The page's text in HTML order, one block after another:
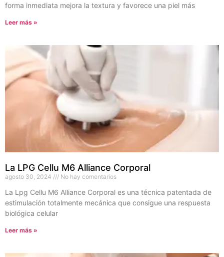
forma inmediata mejora la textura y favorece una piel más
Leer más »
La LPG Cellu M6 Alliance Corporal
agosto 30, 2024 No hay comentarios
La Lpg Cellu M6 Alliance Corporal es una técnica patentada de
estimulación totalmente mecánica que consigue una respuesta
biológica celular
Leer más »